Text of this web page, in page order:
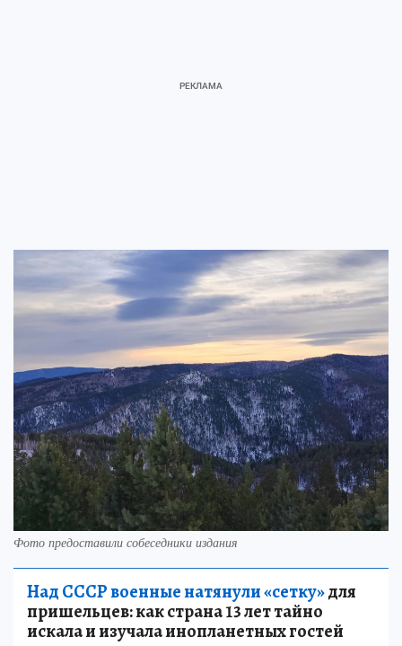
Фото предоставили собеседники издания
Над СССР военные натянули «сетку»для
пришельцев: как страна 13 лет тайно
искала и изучала инопланетных гостей